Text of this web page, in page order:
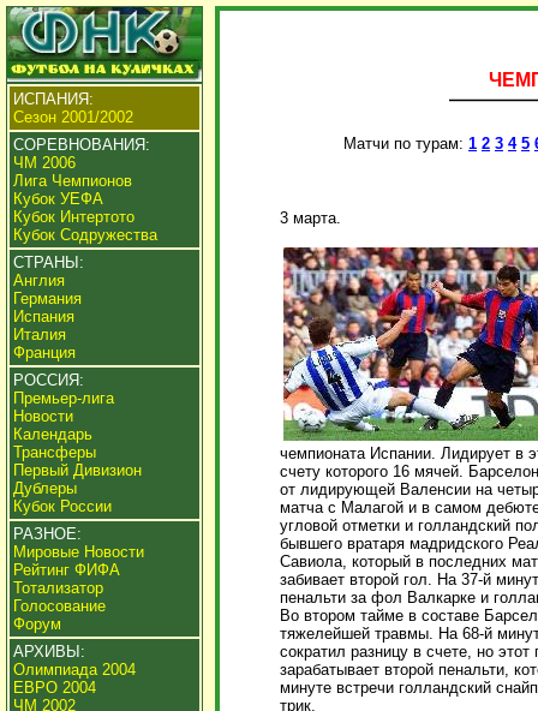
ИСПАНИЯ:
Сезон 2001/2002
СОРЕВНОВАНИЯ:
ЧМ 2006
Лига Чемпионов
Кубок УЕФА
Кубок Интертото
Кубок Содружества
СТРАНЫ:
Англия
Германия
Испания
Италия
Франция
РОССИЯ:
Премьер-лига
Новости
Календарь
Трансферы
Первый Дивизион
Дублеры
Кубок России
РАЗНОЕ:
Мировые Новости
Рейтинг ФИФА
Тотализатор
Голосование
Форум
АРХИВЫ:
Олимпиада 2004
ЕВРО 2004
ЧМ 2002
Матчи по турам: 1 2 3 4 5
3 марта.
чемпионата Испании. Лидирует в
счету которого 16 мячей.
от лидирующей Валенсии на
матча с Малагой и в самом
угловой отметки и голландский
бывшего вратаря мадридского
Савиола, который в последних
забивает второй гол. На 37-й
пенальти за фол Валкарке и
Во втором тайме в составе
тяжелейшей травмы. На 68-й
сократил разницу в счете, но
зарабатывает второй пенальти,
минуте встречи голландский
трик.